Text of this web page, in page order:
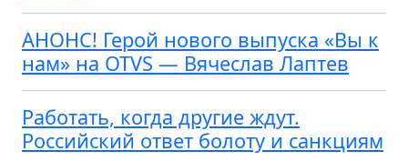
АНОНС! Герой нового выпуска «Вы к
нам» на OTVS — Вячеслав Лаптев
Работать, когда другие ждут.
Российский ответ болоту и санкциям